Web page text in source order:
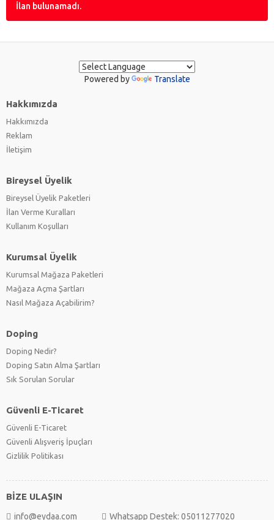
İlan bulunamadı.
Powered by Translate
Hakkımızda
Hakkımızda
Reklam
İletişim
Bireysel Üyelik
Bireysel Üyelik Paketleri
İlan Verme Kuralları
Kullanım Koşulları
Kurumsal Üyelik
Kurumsal Mağaza Paketleri
Mağaza Açma Şartları
Nasıl Mağaza Açabilirim?
Doping
Doping Nedir?
Doping Satın Alma Şartları
Sık Sorulan Sorular
Güvenli E-Ticaret
Güvenli E-Ticaret
Güvenli Alışveriş İpuçları
Gizlilik Politikası
BİZE ULAŞIN
info@eydaa.com Whatsapp Destek: 05011277020